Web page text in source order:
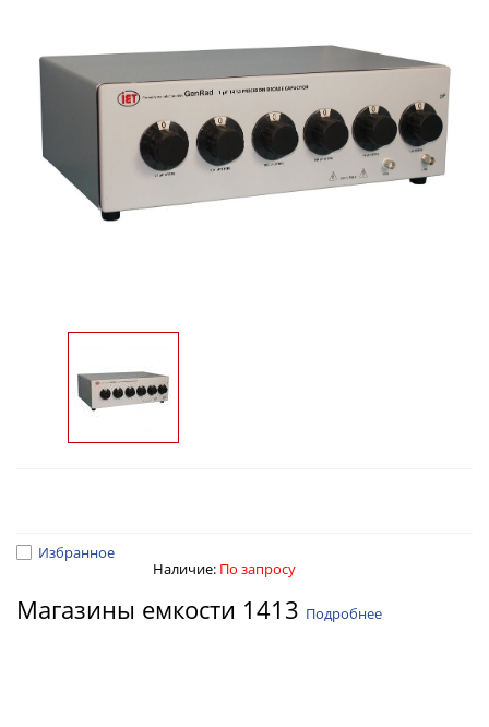
Избранное
Наличие: По запросу
Магазины емкости 1413 Подробнее